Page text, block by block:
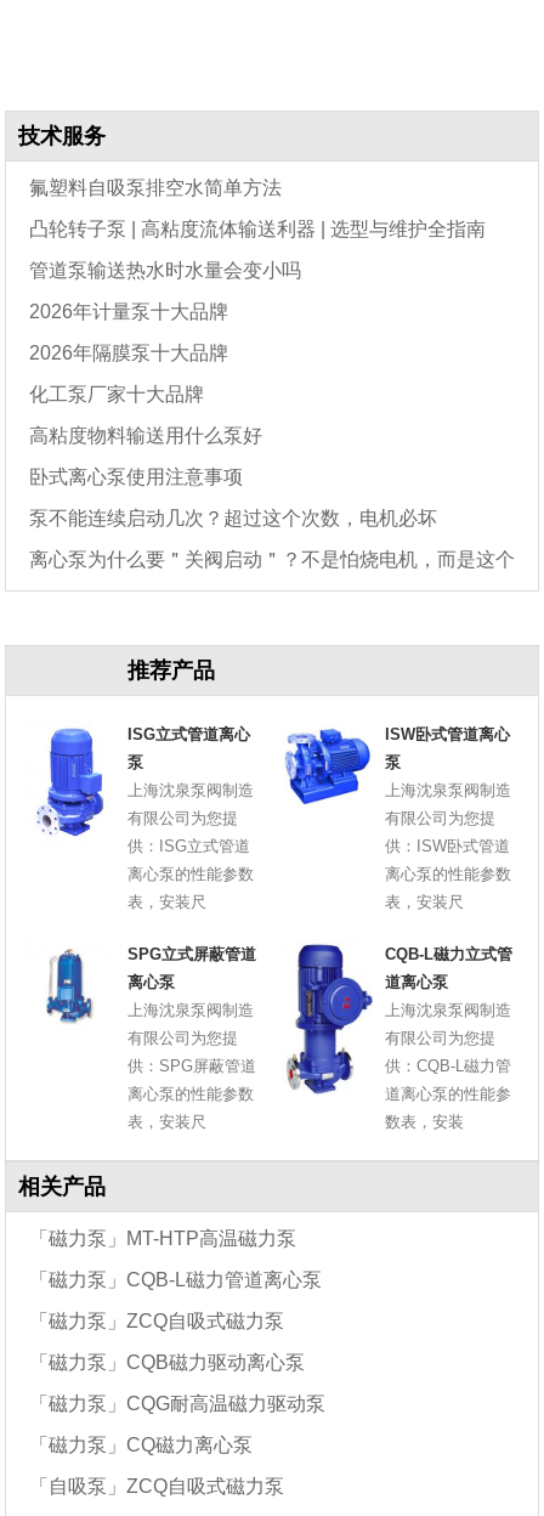
技术服务
氟塑料自吸泵排空水简单方法
凸轮转子泵 | 高粘度流体输送利器 | 选型与维护全指南
管道泵输送热水时水量会变小吗
2026年计量泵十大品牌
2026年隔膜泵十大品牌
化工泵厂家十大品牌
高粘度物料输送用什么泵好
卧式离心泵使用注意事项
泵不能连续启动几次？超过这个次数，电机必坏
离心泵为什么要＂关阀启动＂？不是怕烧电机，而是这个
推荐产品
ISG立式管道离心
泵
上海沈泉泵阀制造
有限公司为您提
供：ISG立式管道
离心泵的性能参数
表，安装尺
ISW卧式管道离心
泵
上海沈泉泵阀制造
有限公司为您提
供：ISW卧式管道
离心泵的性能参数
表，安装尺
SPG立式屏蔽管道
离心泵
上海沈泉泵阀制造
有限公司为您提
供：SPG屏蔽管道
离心泵的性能参数
表，安装尺
CQB-L磁力立式管
道离心泵
上海沈泉泵阀制造
有限公司为您提
供：CQB-L磁力管
道离心泵的性能参
数表，安装
相关产品
「磁力泵」MT-HTP高温磁力泵
「磁力泵」CQB-L磁力管道离心泵
「磁力泵」ZCQ自吸式磁力泵
「磁力泵」CQB磁力驱动离心泵
「磁力泵」CQG耐高温磁力驱动泵
「磁力泵」CQ磁力离心泵
「自吸泵」ZCQ自吸式磁力泵